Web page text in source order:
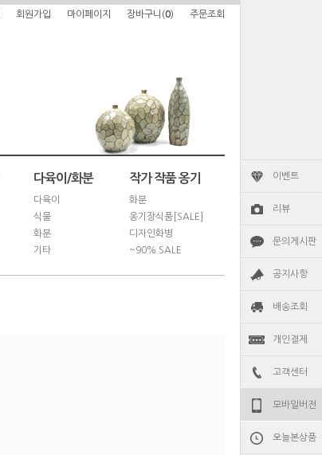
이벤트
리뷰
문의게시판
공지사항
배송조회
개인결제
고객센터
모바일버전
오늘본상품
회원가입 마이페이지 장바구니(0) 주문조회
다육이/화분
다육이
식물
화분
기타
작가 작품 옹기
화분
옹기장식품[SALE]
디자인화병
~90% SALE